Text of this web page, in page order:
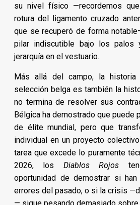
su nivel físico —recordemos
rotura del ligamento cruzado
que se recuperó de forma
pilar indiscutible bajo los palos
jerarquía en el vestuario.
Más allá del campo, la
selección belga es también la
no termina de resolver sus
Bélgica ha demostrado que puede
de élite mundial, pero que
individual en un proyecto
tarea que excede lo puramente
2026, los Diablos Rojos
oportunidad de demostrar si
errores del pasado, o si la crisis